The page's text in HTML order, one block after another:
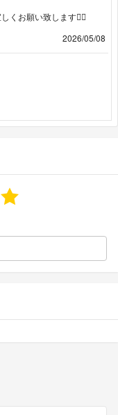
くお願い致します🙇‍♀
2026/05/08